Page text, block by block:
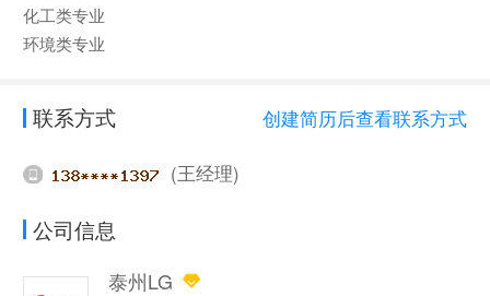
化工类专业
环境类专业
联系方式 创建简历后查看联系方式
(王经理)
公司信息
泰州LG